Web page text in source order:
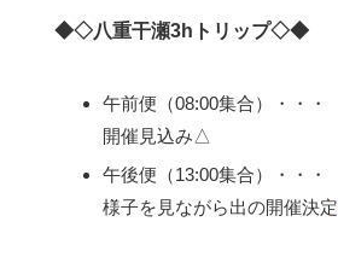
◆◇八重干瀬3hトリップ◇◆
午前便（08:00集合）・・・
開催見込み△
午後便（13:00集合）・・・
様子を見ながら出の開催決定